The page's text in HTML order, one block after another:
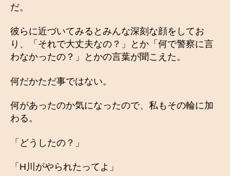
だ。
彼らに近づいてみるとみんな深刻な顔をしてお
り、「それで大丈夫なの？」とか「何で警察に言
わなかったの？」とかの言葉が聞こえた。
何だかただ事ではない。
何があったのか気になったので、私もその輪に加
わる。
「どうしたの？」
「H川がやられたってよ」